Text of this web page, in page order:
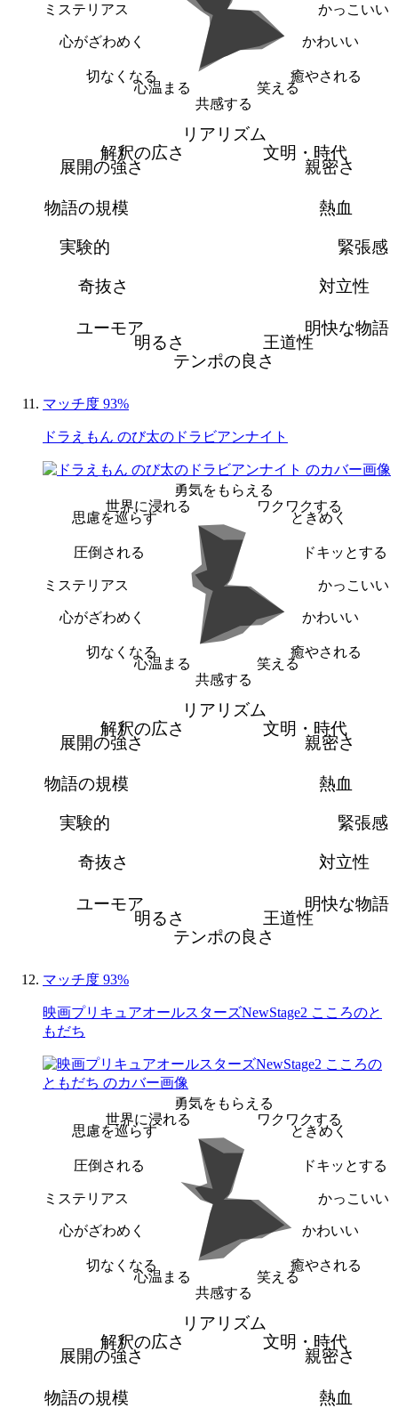
かっこいい
かわいい
癒やされる
笑える
共感する
心温まる
切なくなる
心がざわめく
ミステリアス
リアリズム
文明・時代
親密さ
熱血
緊張感
対立性
明快な物語
王道性
テンポの良さ
明るさ
ユーモア
奇抜さ
実験的
物語の規模
展開の強さ
解釈の広さ
マッチ度 93%
ドラえもん のび太のドラビアンナイト
勇気をもらえる
ワクワクする
ときめく
ドキッとする
かっこいい
かわいい
癒やされる
笑える
共感する
心温まる
切なくなる
心がざわめく
ミステリアス
圧倒される
思慮を巡らす
世界に浸れる
リアリズム
文明・時代
親密さ
熱血
緊張感
対立性
明快な物語
王道性
テンポの良さ
明るさ
ユーモア
奇抜さ
実験的
物語の規模
展開の強さ
解釈の広さ
マッチ度 93%
映画プリキュアオールスターズNewStage2 こころのと
もだち
勇気をもらえる
ワクワクする
ときめく
ドキッとする
かっこいい
かわいい
癒やされる
笑える
共感する
心温まる
切なくなる
心がざわめく
ミステリアス
圧倒される
思慮を巡らす
世界に浸れる
リアリズム
文明・時代
親密さ
熱血
物語の規模
展開の強さ
解釈の広さ